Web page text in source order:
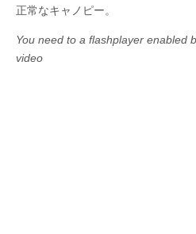
正常なキャノピー。
You need to a flashplayer enabled
video